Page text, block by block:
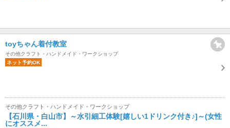
toyちゃん着付教室
その他クラフト・ハンドメイド・ワークショップ
ネット予約OK
その他クラフト・ハンドメイド・ワークショップ
【石川県・白山市】～水引細工体験[嬉しい1ドリンク付き♪]～(女性
にオススメ...